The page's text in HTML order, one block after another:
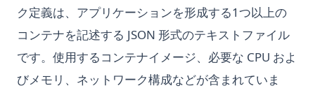
ク定義は、アプリケーションを形成する1つ以上の
コンテナを記述する JSON 形式のテキストファイル
です。使用するコンテナイメージ、必要な CPU およ
びメモリ、ネットワーク構成などが含まれていま